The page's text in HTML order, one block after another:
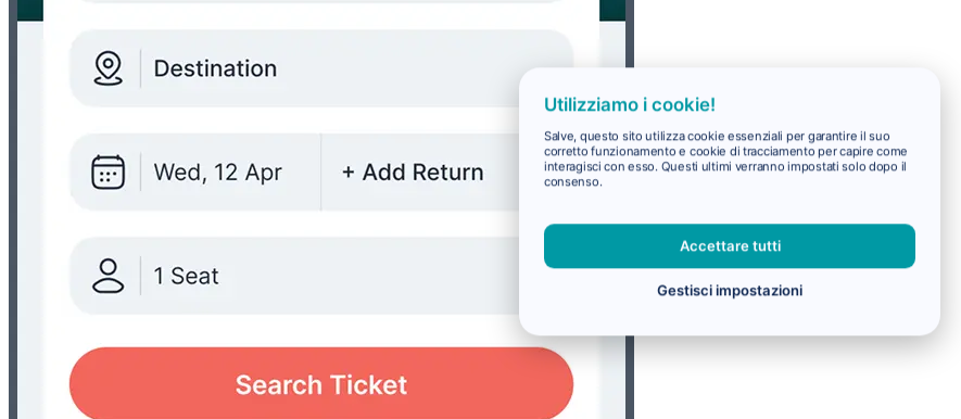
Utilizziamo i cookie!
Salve, questo sito utilizza cookie essenziali per garantire il suo
corretto funzionamento e cookie di tracciamento per capire come
interagisci con esso. Questi ultimi verranno impostati solo dopo il
consenso.
Accettare tutti
Gestisci impostazioni